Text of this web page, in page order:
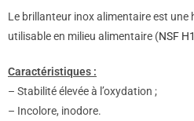
Le brillanteur inox alimentaire est
utilisable en milieu alimentaire (NSF H1
Caractéristiques :
– Stabilité élevée à l’oxydation ;
– Incolore, inodore.